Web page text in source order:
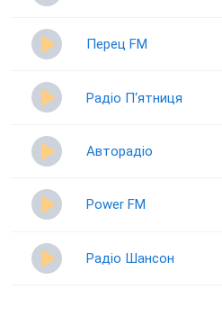
Перец FM
Радіо П‘ятниця
Авторадіо
Power FM
Радіо Шансон